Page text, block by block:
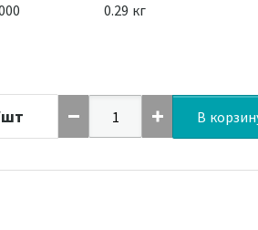
0.29 кг
В